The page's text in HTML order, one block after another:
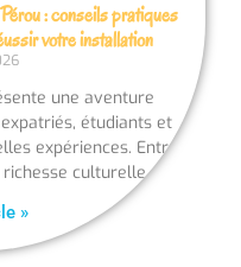
: conseils pratiques
votre installation
une aventure
étudiants et
expériences. Entre
culturelle
»